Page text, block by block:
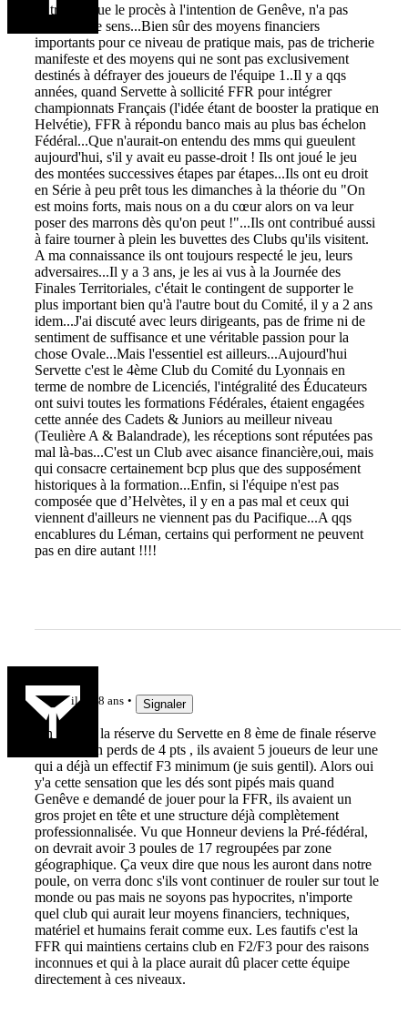
Je trouve que le procès à l'intention de Genêve, n'a pas
vraiment de sens...Bien sûr des moyens financiers
importants pour ce niveau de pratique mais, pas de tricherie
manifeste et des moyens qui ne sont pas exclusivement
destinés à défrayer des joueurs de l'équipe 1..Il y a qqs
années, quand Servette à sollicité FFR pour intégrer
championnats Français (l'idée étant de booster la pratique en
Helvétie), FFR à répondu banco mais au plus bas échelon
Fédéral...Que n'aurait-on entendu des mms qui gueulent
aujourd'hui, s'il y avait eu passe-droit ! Ils ont joué le jeu
des montées successives étapes par étapes...Ils ont eu droit
en Série à peu prêt tous les dimanches à la théorie du "On
est moins forts, mais nous on a du cœur alors on va leur
poser des marrons dès qu'on peut !"...Ils ont contribué aussi
à faire tourner à plein les buvettes des Clubs qu'ils visitent.
A ma connaissance ils ont toujours respecté le jeu, leurs
adversaires...Il y a 3 ans, je les ai vus à la Journée des
Finales Territoriales, c'était le contingent de supporter le
plus important bien qu'à l'autre bout du Comité, il y a 2 ans
idem...J'ai discuté avec leurs dirigeants, pas de frime ni de
sentiment de suffisance et une véritable passion pour la
chose Ovale...Mais l'essentiel est ailleurs...Aujourd'hui
Servette c'est le 4ème Club du Comité du Lyonnais en
terme de nombre de Licenciés, l'intégralité des Éducateurs
ont suivi toutes les formations Fédérales, étaient engagées
cette année des Cadets & Juniors au meilleur niveau
(Teulière A & Balandrade), les réceptions sont réputées pas
mal là-bas...C'est un Club avec aisance financière,oui, mais
qui consacre certainement bcp plus que des supposément
historiques à la formation...Enfin, si l'équipe n'est pas
composée que d’Helvètes, il y en a pas mal et ceux qui
viennent d'ailleurs ne viennent pas du Pacifique...A qqs
encablures du Léman, certains qui performent ne peuvent
pas en dire autant !!!!
il y a 8 ans Signaler
On as joué la réserve du Servette en 8 ème de finale réserve
honneur, on perds de 4 pts , ils avaient 5 joueurs de leur une
qui a déjà un effectif F3 minimum (je suis gentil). Alors oui
y'a cette sensation que les dés sont pipés mais quand
Genêve e demandé de jouer pour la FFR, ils avaient un
gros projet en tête et une structure déjà complètement
professionnalisée. Vu que Honneur deviens la Pré-fédéral,
on devrait avoir 3 poules de 17 regroupées par zone
géographique. Ça veux dire que nous les auront dans notre
poule, on verra donc s'ils vont continuer de rouler sur tout le
monde ou pas mais ne soyons pas hypocrites, n'importe
quel club qui aurait leur moyens financiers, techniques,
matériel et humains ferait comme eux. Les fautifs c'est la
FFR qui maintiens certains club en F2/F3 pour des raisons
inconnues et qui à la place aurait dû placer cette équipe
directement à ces niveaux.